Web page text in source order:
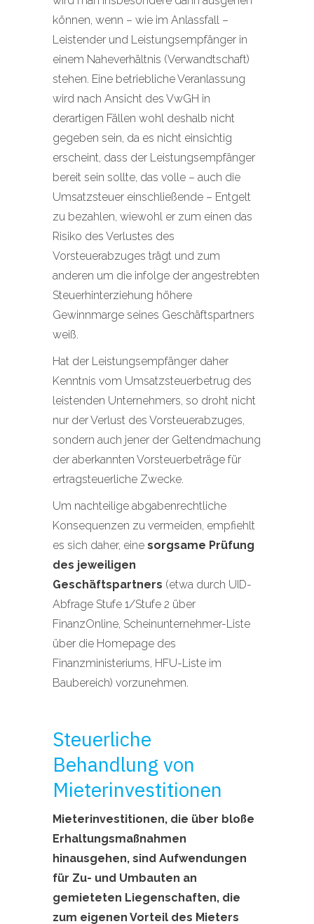
können, wenn – wie im Anlassfall –
Leistender und Leistungsempfänger in
einem Naheverhältnis (Verwandtschaft)
stehen. Eine betriebliche Veranlassung
wird nach Ansicht des VwGH in
derartigen Fällen wohl deshalb nicht
gegeben sein, da es nicht einsichtig
erscheint, dass der Leistungsempfänger
bereit sein sollte, das volle – auch die
Umsatzsteuer einschließende – Entgelt
zu bezahlen, wiewohl er zum einen das
Risiko des Verlustes des
Vorsteuerabzuges trägt und zum
anderen um die infolge der angestrebten
Steuerhinterziehung höhere
Gewinnmarge seines Geschäftspartners
weiß.
Hat der Leistungsempfänger daher
Kenntnis vom Umsatzsteuerbetrug des
leistenden Unternehmers, so droht nicht
nur der Verlust des Vorsteuerabzuges,
sondern auch jener der Geltendmachung
der aberkannten Vorsteuerbeträge für
ertragsteuerliche Zwecke.
Um nachteilige abgabenrechtliche
Konsequenzen zu vermeiden, empfiehlt
es sich daher, eine sorgsame Prüfung
des jeweiligen
Geschäftspartners (etwa durch UID-
Abfrage Stufe 1/Stufe 2 über
FinanzOnline, Scheinunternehmer-Liste
über die Homepage des
Finanzministeriums, HFU-Liste im
Baubereich) vorzunehmen.
Steuerliche
Behandlung von
Mieterinvestitionen
Mieterinvestitionen, die über bloße
Erhaltungsmaßnahmen
hinausgehen, sind Aufwendungen
für Zu- und Umbauten an
gemieteten Liegenschaften, die
zum eigenen Vorteil des Mieters